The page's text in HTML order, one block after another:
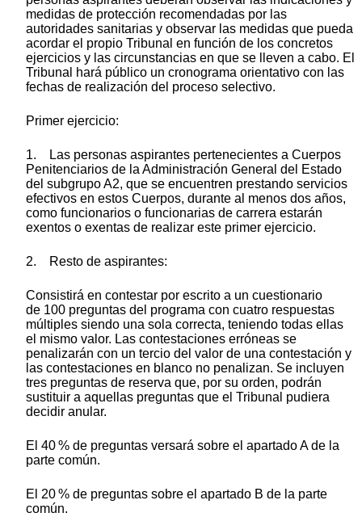
medidas de protección recomendadas por las
autoridades sanitarias y observar las medidas que pueda
acordar el propio Tribunal en función de los concretos
ejercicios y las circunstancias en que se lleven a cabo. El
Tribunal hará público un cronograma orientativo con las
fechas de realización del proceso selectivo.
Primer ejercicio:
1. Las personas aspirantes pertenecientes a Cuerpos
Penitenciarios de la Administración General del Estado
del subgrupo A2, que se encuentren prestando servicios
efectivos en estos Cuerpos, durante al menos dos años,
como funcionarios o funcionarias de carrera estarán
exentos o exentas de realizar este primer ejercicio.
2. Resto de aspirantes:
Consistirá en contestar por escrito a un cuestionario
de 100 preguntas del programa con cuatro respuestas
múltiples siendo una sola correcta, teniendo todas ellas
el mismo valor. Las contestaciones erróneas se
penalizarán con un tercio del valor de una contestación y
las contestaciones en blanco no penalizan. Se incluyen
tres preguntas de reserva que, por su orden, podrán
sustituir a aquellas preguntas que el Tribunal pudiera
decidir anular.
El 40 % de preguntas versará sobre el apartado A de la
parte común.
El 20 % de preguntas sobre el apartado B de la parte
común.